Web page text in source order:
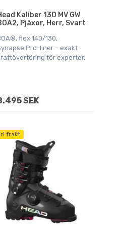
Kaliber 130 MV GW
Pjäxor, Herr, Svart
flex 140/130,
Pro-liner – exakt
för experter.
SEK
frakt